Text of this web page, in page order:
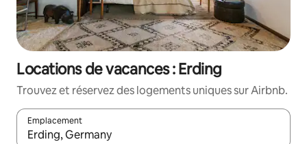
Locations de vacances : Erding
Trouvez et réservez des logements uniques sur Airbnb.
Emplacement
Quand les résultats sont affichés, parcourez-les en utilisant